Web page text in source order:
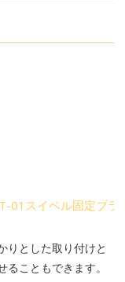
01スイベル固定ブラ
りとした取り付けと
こともできます。